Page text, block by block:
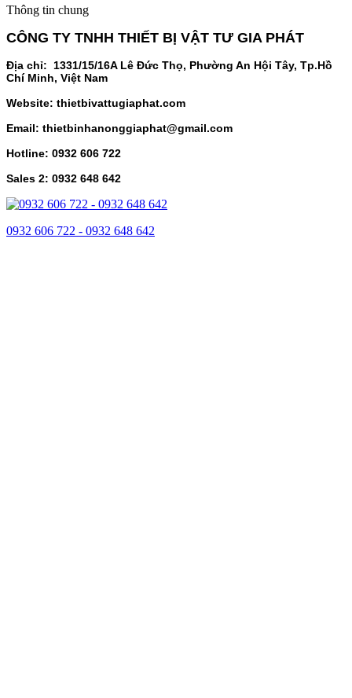
Thông tin chung
CÔNG TY TNHH THIẾT BỊ VẬT TƯ GIA PHÁT
Địa chỉ: 1331/15/16A Lê Đức Thọ, Phường An Hội Tây, Tp.Hồ
Chí Minh, Việt Nam
Website: thietbivattugiaphat.com
Email: thietbinhanonggiaphat@gmail.com
Hotline: 0932 606 722
Sales 2: 0932 648 642
0932 606 722 - 0932 648 642